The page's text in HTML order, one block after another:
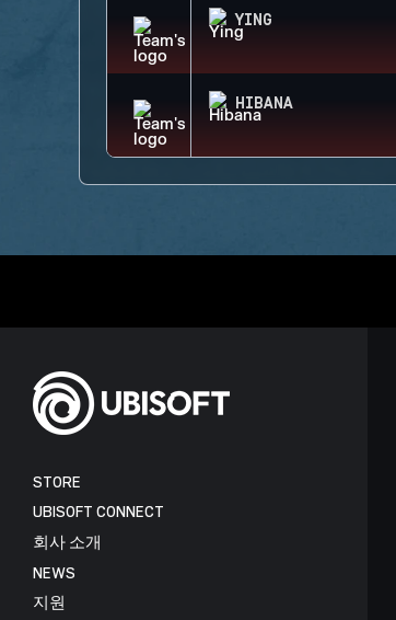
YING
HIBANA
STORE
UBISOFT CONNECT
회사 소개
NEWS
지원